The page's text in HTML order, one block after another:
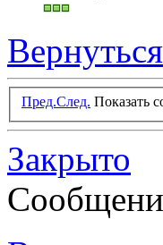
Пред.След. Показать
Закрыто